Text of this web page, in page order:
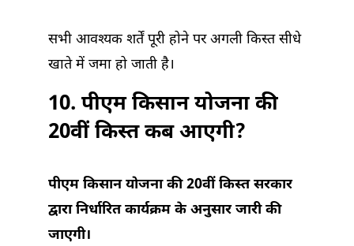
सभी आवश्यक शर्तें पूरी होने पर अगली किस्त सीधे
खाते में जमा हो जाती है।
10. पीएम किसान योजना की
20वीं किस्त कब आएगी?
पीएम किसान योजना की 20वीं किस्त सरकार
द्वारा निर्धारित कार्यक्रम के अनुसार जारी की
जाएगी।